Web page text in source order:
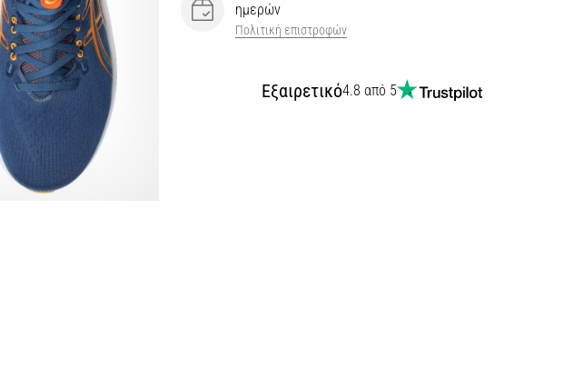
ημερών
Πολιτική επιστροφών
Εξαιρετικό4.8 από 5